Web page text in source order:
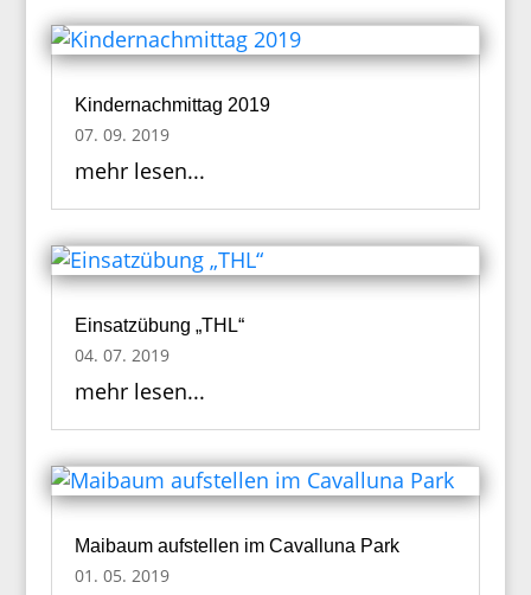
Kindernachmittag 2019
07. 09. 2019
mehr lesen...
Einsatzübung „THL“
04. 07. 2019
mehr lesen...
Maibaum aufstellen im Cavalluna Park
01. 05. 2019